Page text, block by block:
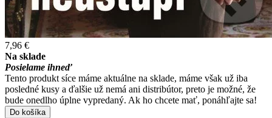
7,96 €
Na sklade
Posielame ihneď
Tento produkt síce máme aktuálne na sklade, máme však už iba
posledné kusy a ďalšie už nemá ani distribútor, preto je možné, že
bude onedlho úplne vypredaný. Ak ho chcete mať, ponáhľajte sa!
Do košíka